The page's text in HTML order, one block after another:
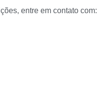
entre em contato com: